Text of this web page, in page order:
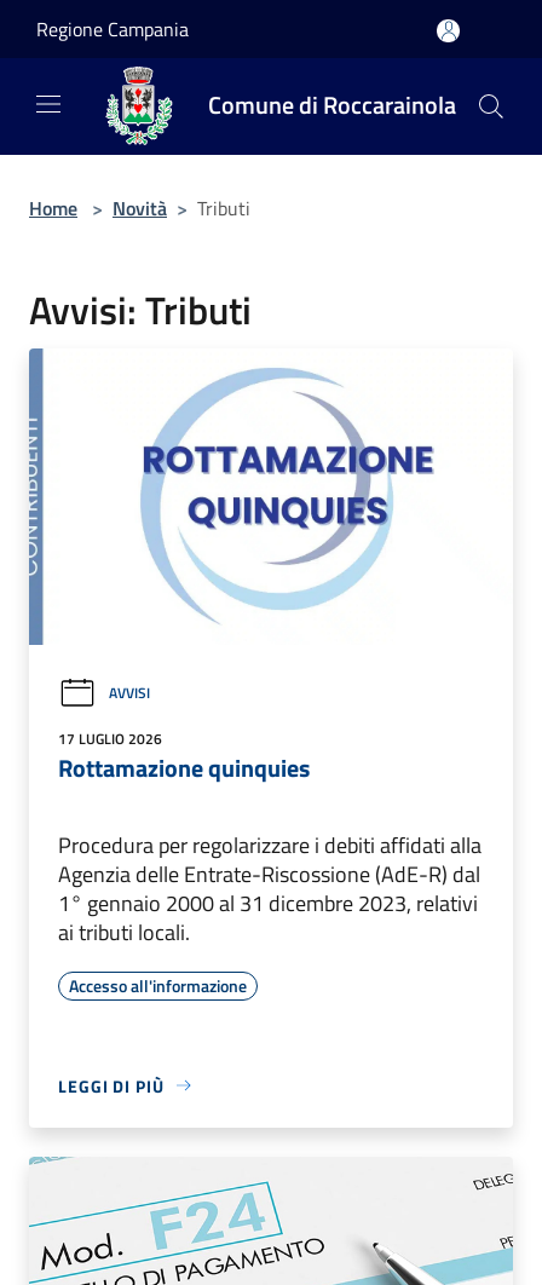
Regione Campania
Comune di Roccarainola
Home > Novità > Tributi
Avvisi: Tributi
AVVISI
17 LUGLIO 2026
Rottamazione quinquies
Procedura per regolarizzare i debiti affidati alla
Agenzia delle Entrate-Riscossione (AdE-R) dal
1° gennaio 2000 al 31 dicembre 2023, relativi
ai tributi locali.
Accesso all'informazione
LEGGI DI PIÙ